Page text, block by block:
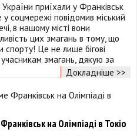
приїхали у Франківськ
соцмережі повідомив міський
в нашому місті вони
цих змагань в тому, що
Це не лише бігові
змагань, дякую за
Докладніше >>
на Олімпіаді в Токіо